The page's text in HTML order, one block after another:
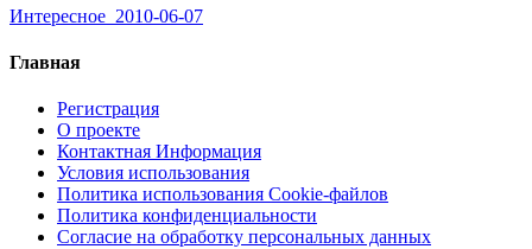
Интересное 2010-06-07
Главная
Регистрация
О проекте
Контактная Информация
Условия использования
Политика использования Cookie-файлов
Политика конфиденциальности
Согласие на обработку персональных данных